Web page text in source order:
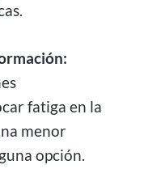
fatiga en la
menor
opción.